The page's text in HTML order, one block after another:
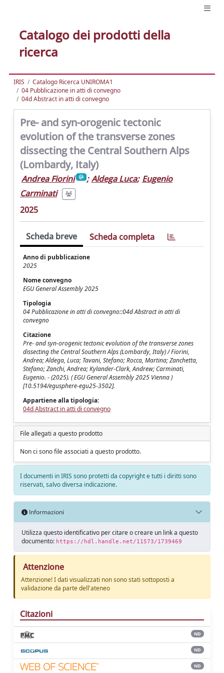
Catalogo dei prodotti della
ricerca
IRIS
Catalogo Ricerca UNIROMA1
04 Pubblicazione in atti di convegno
04d Abstract in atti di convegno
Pre- and syn-orogenic tectonic
evolution of the transverse zones
dissecting the Central Southern Alps
(Lombardy, Italy)
Andrea Fiorini ; Aldega Luca; Eugenio
Carminati
2025
Scheda breve Scheda completa
Anno di pubblicazione
2025
Nome convegno
EGU General Assembly 2025
Tipologia
04 Pubblicazione in atti di convegno::04d Abstract in atti di
convegno
Citazione
Pre- and syn-orogenic tectonic evolution of the transverse zones
dissecting the Central Southern Alps (Lombardy, Italy) / Fiorini,
Andrea; Aldega, Luca; Tavani, Stefano; Rocca, Martina; Zanchetta,
Stefano; Zanchi, Andrea; Kylander-Clark, Andrew; Carminati,
Eugenio. - (2025). ( EGU General Assembly 2025 Vienna )
[10.5194/egusphere-egu25-3502].
Appartiene alla tipologia:
04d Abstract in atti di convegno
File allegati a questo prodotto
Non ci sono file associati a questo prodotto.
I documenti in IRIS sono protetti da copyright e tutti i diritti sono
riservati, salvo diversa indicazione.
Informazioni
Utilizza questo identificativo per citare o creare un link a questo
documento: https://hdl.handle.net/11573/1739469
Attenzione
Attenzione! I dati visualizzati non sono stati sottoposti a
validazione da parte dell'ateneo
Citazioni
ND
ND
ND